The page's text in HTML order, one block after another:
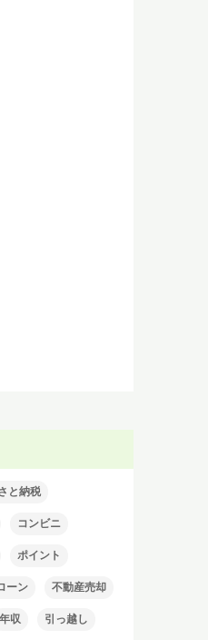
と納税
コンビニ
ポイント
ーン 不動産売却
年収 引っ越し